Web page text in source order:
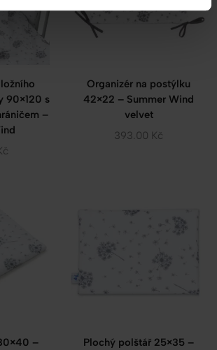
90×120 s
–
Organizér na postýlku
42×22 – Summer Wind
velvet
393.00 Kč
–
Plochý polštář 25×35 –